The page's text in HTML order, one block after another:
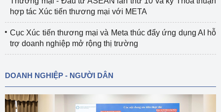
hợp tác Xúc tiến thương mại với META
Cục Xúc tiến thương mại và Meta thúc đẩy ứng dụng AI hỗ
trợ doanh nghiệp mở rộng thị trường
DOANH NGHIỆP - NGƯỜI DÂN